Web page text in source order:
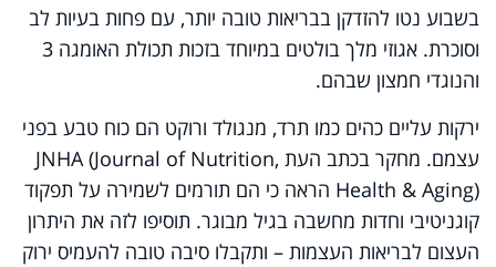
בשבוע נטו להזדקן בבריאות טובה יותר, עם פחות בעיות לב
וסוכרת. אגוזי מלך בולטים במיוחד בזכות תכולת האומגה 3
והנוגדי חמצון שבהם.
ירקות עליים כהים כמו תרד, מנגולד ורוקט הם כוח טבע בפני
עצמם. מחקר בכתב העת JNHA (Journal of Nutrition,
Health & Aging) הראה כי הם תורמים לשמירה על תפקוד
קוגניטיבי וחדות מחשבה בגיל מבוגר. תוסיפו לזה את היתרון
העצום לבריאות העצמות – ותקבלו סיבה טובה להעמיס ירוק